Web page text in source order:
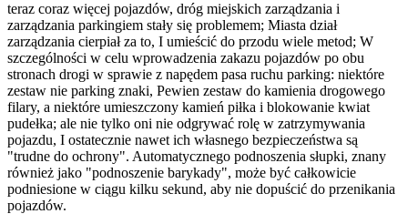
teraz coraz więcej pojazdów, dróg miejskich zarządzania i
zarządzania parkingiem stały się problemem; Miasta dział
zarządzania cierpiał za to, I umieścić do przodu wiele metod; W
szczególności w celu wprowadzenia zakazu pojazdów po obu
stronach drogi w sprawie z napędem pasa ruchu parking: niektóre
zestaw nie parking znaki, Pewien zestaw do kamienia drogowego
filary, a niektóre umieszczony kamień piłka i blokowanie kwiat
pudełka; ale nie tylko oni nie odgrywać rolę w zatrzymywania
pojazdu, I ostatecznie nawet ich własnego bezpieczeństwa są
"trudne do ochrony". Automatycznego podnoszenia słupki, znany
również jako "podnoszenie barykady", może być całkowicie
podniesione w ciągu kilku sekund, aby nie dopuścić do przenikania
pojazdów.